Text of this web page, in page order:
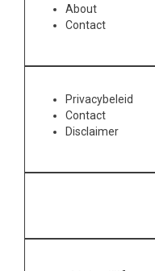
About
Contact
Privacybeleid
Contact
Disclaimer